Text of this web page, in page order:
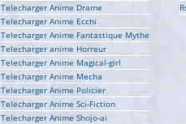
Telecharger Anime Drame
Telecharger Anime Ecchi
Telecharger Anime Fantastique Mythe
Telecharger anime Horreur
Telecharger Anime Magical-girl
Telecharger Anime Mecha
Telecharger Anime Policier
Telecharger Anime Sci-Fiction
Telecharger Anime Shojo-ai